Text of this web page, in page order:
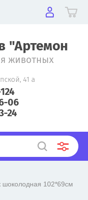
"Артемон
животных
41 а
06
24
102*69см